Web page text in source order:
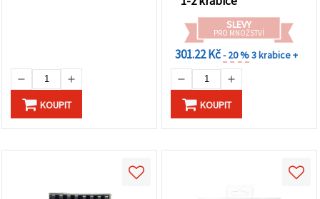
KOUPIT
SLEVY
PRO MNOŽSTVÍ
301.22 Kč- 20 %3 krabice +
KOUPIT